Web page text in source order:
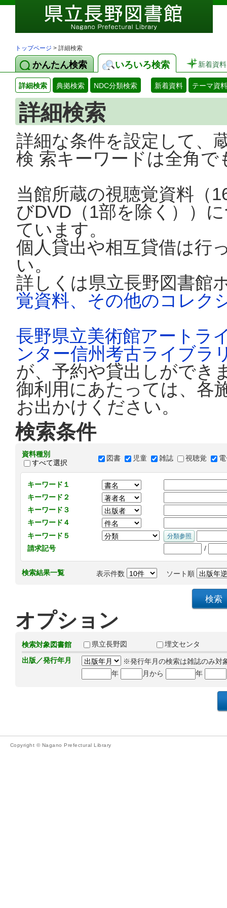
トップページ > 詳細検索
かんたん検索 いろいろ検索 新着資料
詳細検索 典拠検索 NDC分類検索 新着資料 テーマ資料
詳細検索
詳細な条件を設定して、
検 索キーワードは全角
当館所蔵の視聴覚資料（
びDVD（1部を除く））
ています。
個人貸出や相互貸借は行
い。
詳しくは県立長野図書館
覚資料、その他のコレク
長野県立美術館アートラ
ンター信州考古ライブラ
が、予約や貸出しができ
御利用にあたっては、各
お出かけください。
検索条件
資料種別
すべて選択
図書 児童 雑誌 視聴覚
キーワード１
キーワード２
キーワード３
キーワード４
キーワード５
請求記号
/
検索結果一覧 表示件数 ソート順
オプション
検索対象図書館 県立長野図
埋文センタ
出版／発行年月
※発行年月の検索は雑誌のみ対
年
月から 年
Copyright © Nagano Prefectural Library